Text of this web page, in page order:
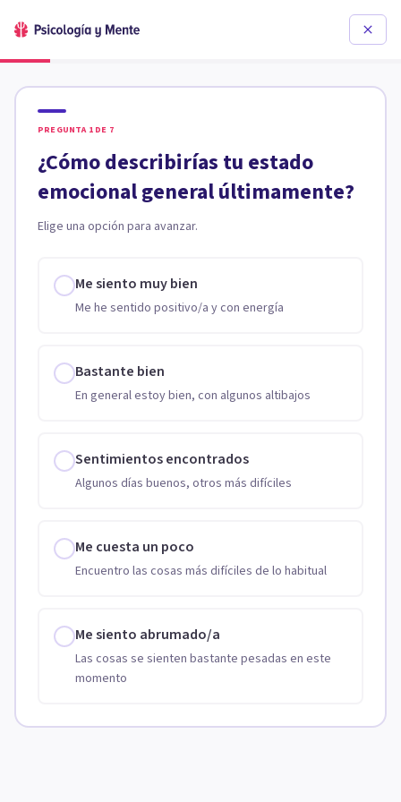
PREGUNTA 1 DE 7
¿Cómo describirías tu estado
emocional general últimamente?
Elige una opción para avanzar.
Me siento muy bien
Me he sentido positivo/a y con energía
Bastante bien
En general estoy bien, con algunos altibajos
Sentimientos encontrados
Algunos días buenos, otros más difíciles
Me cuesta un poco
Encuentro las cosas más difíciles de lo habitual
Me siento abrumado/a
Las cosas se sienten bastante pesadas en este
momento